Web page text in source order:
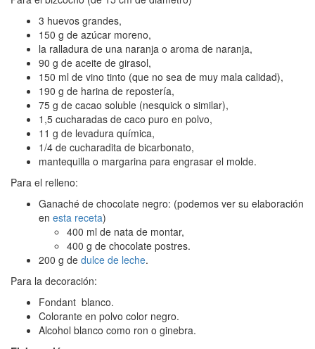
3 huevos grandes,
150 g de azúcar moreno,
la ralladura de una naranja o aroma de naranja,
90 g de aceite de girasol,
150 ml de vino tinto (que no sea de muy mala calidad),
190 g de harina de repostería,
75 g de cacao soluble (nesquick o similar),
1,5 cucharadas de caco puro en polvo,
11 g de levadura química,
1/4 de cucharadita de bicarbonato,
mantequilla o margarina para engrasar el molde.
Para el relleno:
Ganaché de chocolate negro: (podemos ver su elaboración
en esta receta)
400 ml de nata de montar,
400 g de chocolate postres.
200 g de dulce de leche.
Para la decoración:
Fondant blanco.
Colorante en polvo color negro.
Alcohol blanco como ron o ginebra.